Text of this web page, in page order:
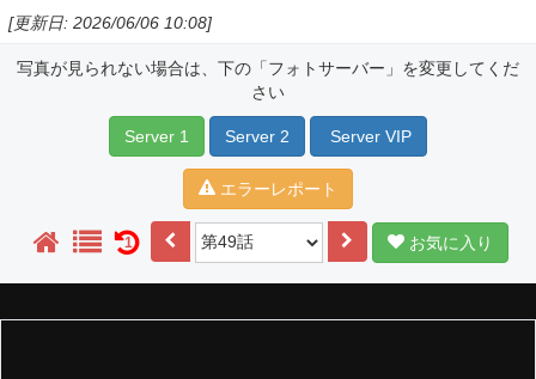
[更新日: 2026/06/06 10:08]
写真が見られない場合は、下の「フォトサーバー」を変更してくだ
さい
Server 1 Server 2 Server VIP
エラーレポート
1 お気に入り